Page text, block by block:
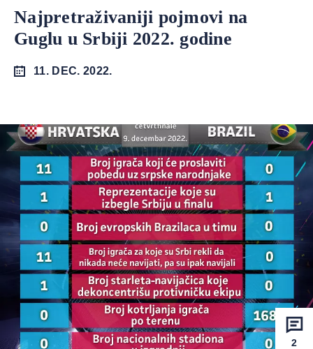
Najpretraživaniji pojmovi na
Guglu u Srbiji 2022. godine
11. DEC. 2022.
2